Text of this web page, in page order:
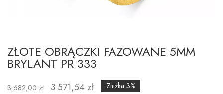
ZŁOTE OBRĄCZKI FAZOWANE 5MM
BRYLANT PR 333
3 682,00 zł 3 571,54 zł Zniżka 3%